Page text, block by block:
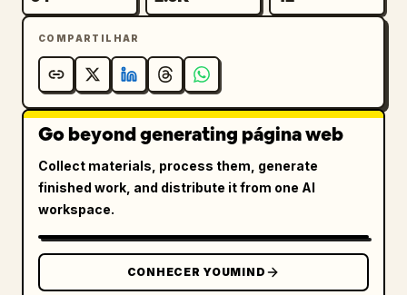
COMPARTILHAR
Go beyond generating página web
Collect materials, process them, generate
finished work, and distribute it from one AI
workspace.
CONHECER YOUMIND